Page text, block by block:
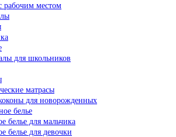
рабочим местом
для школьников
матрасы
для новорожденных
белье
белье для мальчика
белье для девочки